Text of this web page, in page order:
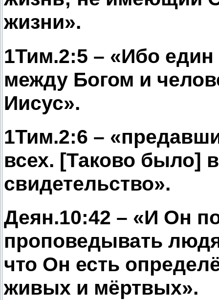
жизни».
1Тим.2:5 – «Ибо
между Богом и
Иисус».
1Тим.2:6 –
всех. [Таково было]
свидетельство».
Деян.10:42 – «И Он
проповедывать
что Он есть
живых и мёртвых».